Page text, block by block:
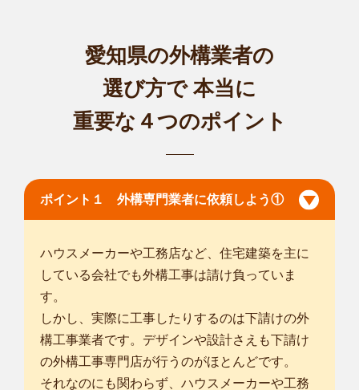
愛知県の外構業者の
選び方で本当に
重要な４つのポイント
ポイント１ 外構専門業者に依頼しよう①
ハウスメーカーや工務店など、住宅建築を主に
している会社でも外構工事は請け負っていま
す。
しかし、実際に工事したりするのは下請けの外
構工事業者です。デザインや設計さえも下請け
の外構工事専門店が行うのがほとんどです。
それなのにも関わらず、ハウスメーカーや工務